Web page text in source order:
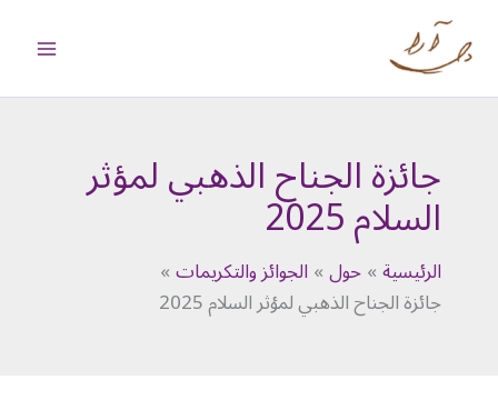
المحتوى
جائزة الجناح الذهبي لمؤثر
السلام 2025
الرئيسية حول الجوائز والتكريمات
جائزة الجناح الذهبي لمؤثر السلام 2025